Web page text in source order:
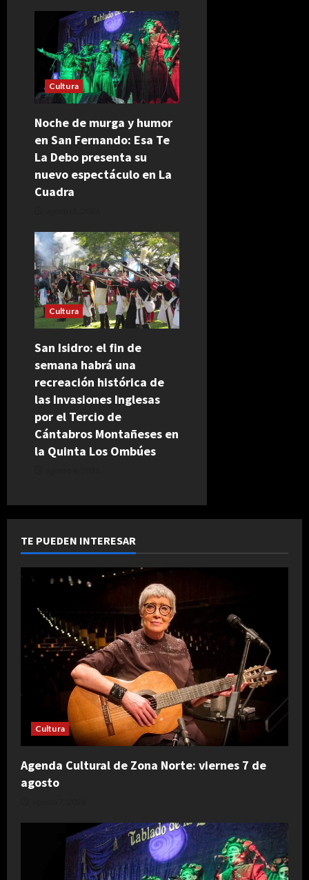
r
a
a
s
Cultura
Noche de murga y humor
en San Fernando: Esa Te
La Debo presenta su
nuevo espectáculo en La
Cuadra
Cultura
San Isidro: el fin de
semana habrá una
recreación histórica de
las Invasiones Inglesas
por el Tercio de
Cántabros Montañeses en
la Quinta Los Ombúes
TE PUEDEN INTERESAR
Cultura
Agenda Cultural de Zona Norte: viernes 7 de
agosto